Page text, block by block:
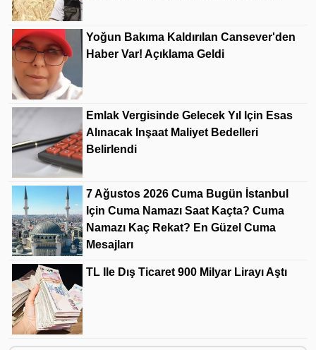
Yoğun Bakıma Kaldırılan Cansever'den
Haber Var! Açıklama Geldi
Emlak Vergisinde Gelecek Yıl Için Esas
Alınacak Inşaat Maliyet Bedelleri
Belirlendi
7 Ağustos 2026 Cuma Bugün İstanbul
Için Cuma Namazı Saat Kaçta? Cuma
Namazı Kaç Rekat? En Güzel Cuma
Mesajları
TL Ile Dış Ticaret 900 Milyar Lirayı Aştı